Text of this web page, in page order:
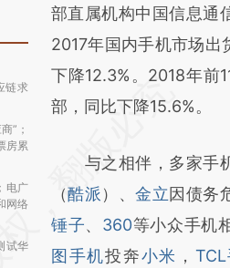
链求
”；
房累
电广
网络
试华
部直属机构中国信息通
2017年国内手机市场出
下降12.3%。2018年前
部，同比下降15.6%。
与之相伴，多家手机
（酷派）、金立因债务
锤子、 360等小众手机
图手机投奔小米 ，